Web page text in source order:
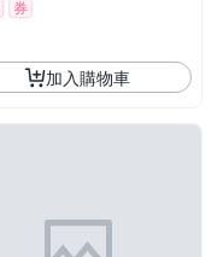
券
加入購物車